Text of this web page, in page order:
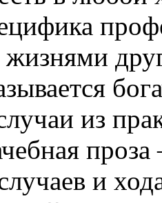
жизнями
из
проза
и